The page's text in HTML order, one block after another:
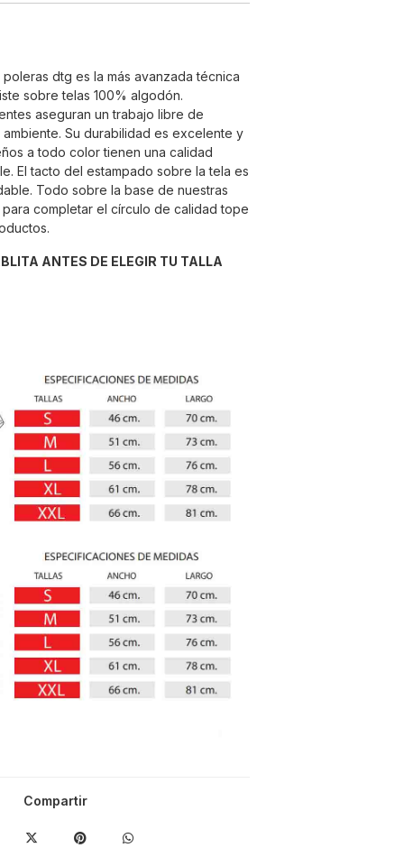
dtg es la más avanzada técnica
sobre telas 100% algodón.
aseguran un trabajo libre de
Su durabilidad es excelente y
a todo color tienen una calidad
El tacto del estampado sobre la tela es
Todo sobre la base de nuestras
completar el círculo de calidad tope
ANTES DE ELEGIR TU TALLA
Compartir